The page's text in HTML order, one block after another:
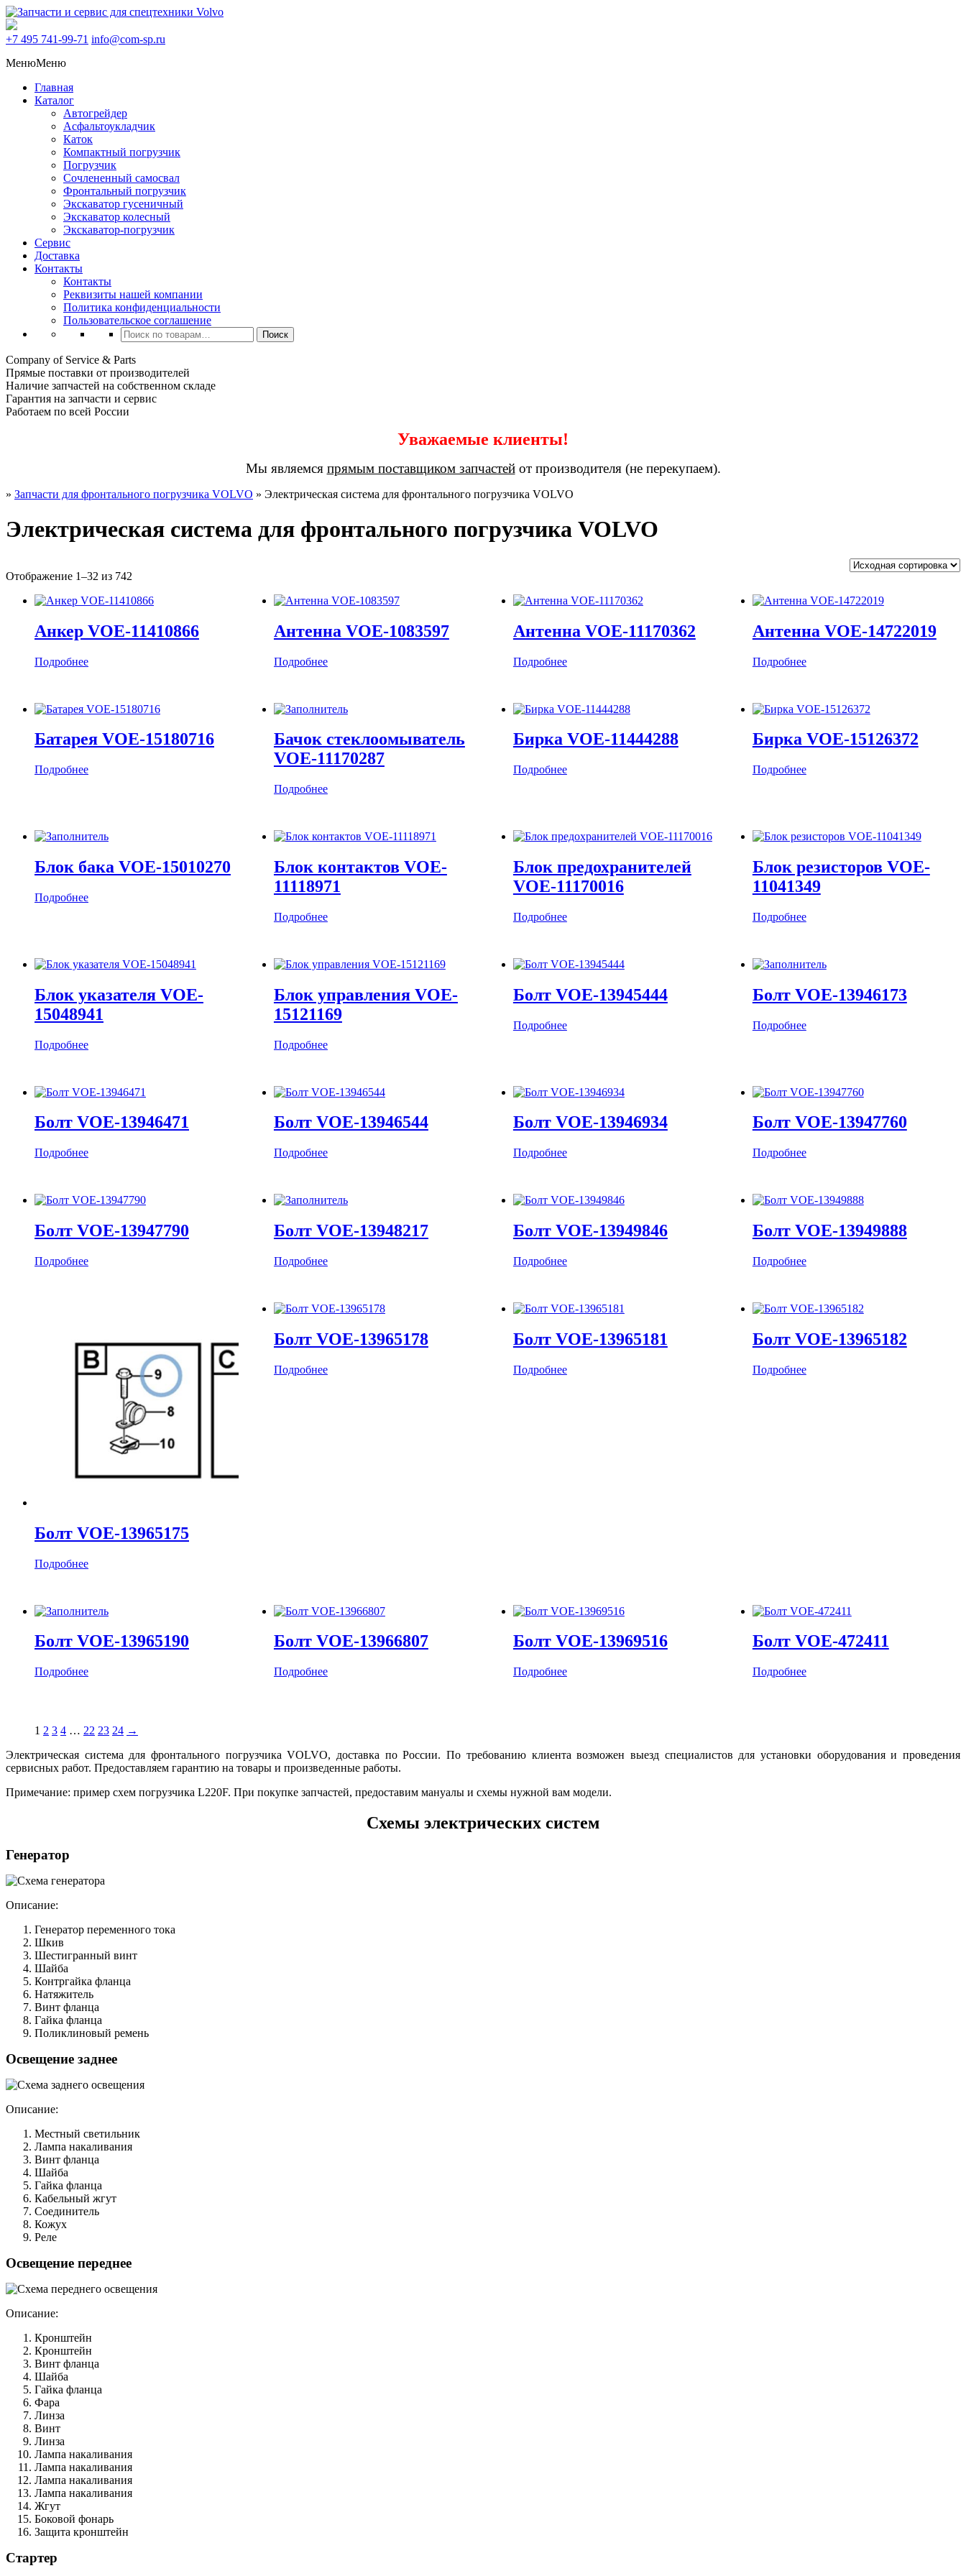
+7 495 741-99-71 info@com-sp.ru
МенюМеню
Главная
Каталог
Автогрейдер
Асфальтоукладчик
Каток
Компактный погрузчик
Погрузчик
Сочлененный самосвал
Фронтальный погрузчик
Экскаватор гусеничный
Экскаватор колесный
Экскаватор-погрузчик
Сервис
Доставка
Контакты
Контакты
Реквизиты нашей компании
Политика конфиденциальности
Пользовательское соглашение
Искать:
Поиск
Company of Service & Parts
Прямые поставки от производителей
Наличие запчастей на собственном складе
Гарантия на запчасти и сервис
Работаем по всей России
Уважаемые клиенты!
Мы являемся прямым поставщиком запчастейот производителя (не перекупаем).
» Запчасти для фронтального погрузчика VOLVO » Электрическая система для фронтального погрузчика VOLVO
Электрическая система для фронтального погрузчика VOLVO
Отображение 1–32 из 742
Анкер VOE-11410866
Подробнее
Антенна VOE-1083597
Подробнее
Антенна VOE-11170362
Подробнее
Антенна VOE-14722019
Подробнее
Батарея VOE-15180716
Подробнее
Бачок стеклоомыватель
VOE-11170287
Подробнее
Бирка VOE-11444288
Подробнее
Бирка VOE-15126372
Подробнее
Блок бака VOE-15010270
Подробнее
Блок контактов VOE-
11118971
Подробнее
Блок предохранителей
VOE-11170016
Подробнее
Блок резисторов VOE-
11041349
Подробнее
Блок указателя VOE-
15048941
Подробнее
Блок управления VOE-
15121169
Подробнее
Болт VOE-13945444
Подробнее
Болт VOE-13946173
Подробнее
Болт VOE-13946471
Подробнее
Болт VOE-13946544
Подробнее
Болт VOE-13946934
Подробнее
Болт VOE-13947760
Подробнее
Болт VOE-13947790
Подробнее
Болт VOE-13948217
Подробнее
Болт VOE-13949846
Подробнее
Болт VOE-13949888
Подробнее
Болт VOE-13965175
Подробнее
Болт VOE-13965178
Подробнее
Болт VOE-13965181
Подробнее
Болт VOE-13965182
Подробнее
Болт VOE-13965190
Подробнее
Болт VOE-13966807
Подробнее
Болт VOE-13969516
Подробнее
Болт VOE-472411
Подробнее
1 2 3 4 … 22 23 24 →
Электрическая система для фронтального погрузчика VOLVO, доставка по России. По требованию клиента возможен выезд специалистов для установки оборудования и проведения
сервисных работ. Предоставляем гарантию на товары и произведенные работы.
Примечание: пример схем погрузчика L220F. При покупке запчастей, предоставим мануалы и схемы нужной вам модели.
Схемы электрических систем
Генератор
Описание:
Генератор переменного тока
Шкив
Шестигранный винт
Шайба
Контргайка фланца
Натяжитель
Винт фланца
Гайка фланца
Поликлиновый ремень
Освещение заднее
Описание:
Местный светильник
Лампа накаливания
Винт фланца
Шайба
Гайка фланца
Кабельный жгут
Соединитель
Кожух
Реле
Освещение переднее
Описание:
Кронштейн
Кронштейн
Винт фланца
Шайба
Гайка фланца
Фара
Линза
Винт
Линза
Лампа накаливания
Лампа накаливания
Лампа накаливания
Лампа накаливания
Жгут
Боковой фонарь
Защита кронштейн
Стартер